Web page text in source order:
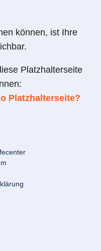
können, ist Ihre
Platzhalterseite
Platzhalterseite?